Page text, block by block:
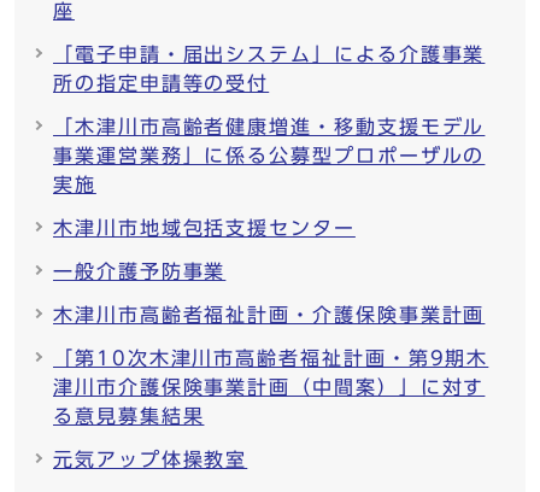
座
「電子申請・届出システム」による介護事業
所の指定申請等の受付
「木津川市高齢者健康増進・移動支援モデル
事業運営業務」に係る公募型プロポーザルの
実施
木津川市地域包括支援センター
一般介護予防事業
木津川市高齢者福祉計画・介護保険事業計画
「第10次木津川市高齢者福祉計画・第9期木
津川市介護保険事業計画（中間案）」に対す
る意見募集結果
元気アップ体操教室